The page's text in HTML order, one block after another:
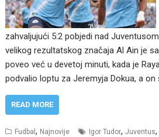
zahvaljujući 5:2 pobjedi nad
velikog rezultatskog značaja Al Ain je
poveo već u devetoj minuti, kada je
podvalio loptu za Jeremyja Dokua, a
READ MORE
Fudbal, Najnovije Igor Tudor,Juventus,